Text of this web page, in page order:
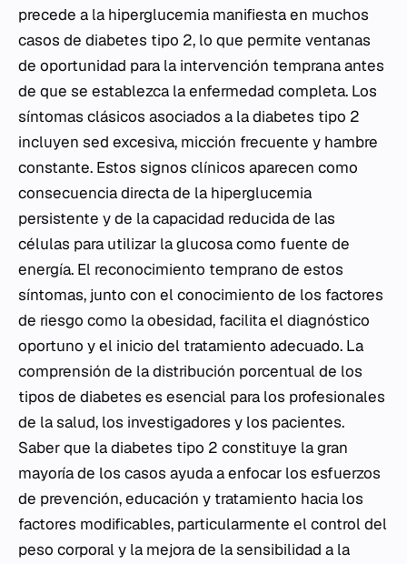
precede a la hiperglucemia manifiesta en muchos
casos de diabetes tipo 2, lo que permite ventanas
de oportunidad para la intervención temprana antes
de que se establezca la enfermedad completa. Los
síntomas clásicos asociados a la diabetes tipo 2
incluyen sed excesiva, micción frecuente y hambre
constante. Estos signos clínicos aparecen como
consecuencia directa de la hiperglucemia
persistente y de la capacidad reducida de las
células para utilizar la glucosa como fuente de
energía. El reconocimiento temprano de estos
síntomas, junto con el conocimiento de los factores
de riesgo como la obesidad, facilita el diagnóstico
oportuno y el inicio del tratamiento adecuado. La
comprensión de la distribución porcentual de los
tipos de diabetes es esencial para los profesionales
de la salud, los investigadores y los pacientes.
Saber que la diabetes tipo 2 constituye la gran
mayoría de los casos ayuda a enfocar los esfuerzos
de prevención, educación y tratamiento hacia los
factores modificables, particularmente el control del
peso corporal y la mejora de la sensibilidad a la